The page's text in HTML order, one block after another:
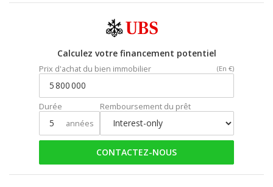
Calculez votre financement potentiel
Prix d'achat du bien immobilier (En €)
Durée
années
Remboursement du prêt
CONTACTEZ-NOUS